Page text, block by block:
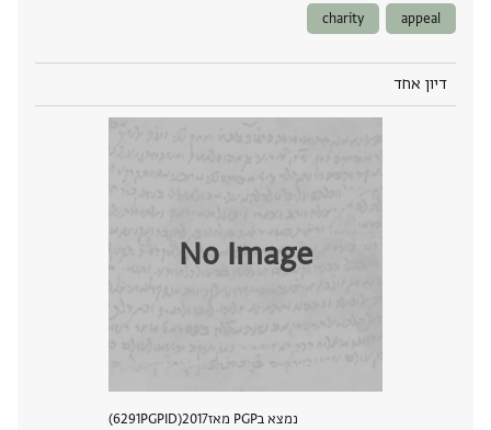
appeal
charity
דיון אחד
No Image
נמצא בPGP מאז 2017
PGPID
6291